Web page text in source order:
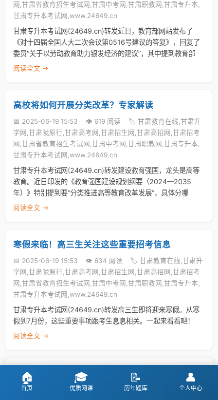
网,甘肃省教育招生考试网,甘肃中考网,甘肃职教网,甘肃专升本,
甘肃专升本考试网,www.24649.cn
甘肃专升本考试网(24649.cn)转发近日，教育部网站发布了
《对十四届全国人大二次会议第0516号建议的答复》，回复了
委员“关于以劳动教育助力银发经济的建议”，其中提到教育部
阅读全文 →
高校将如何开展分类改革？专家解读
📅 2025-06-19 15:53 👁️ 619 阅读
🏷️ 甘肃教育在线,甘肃升
学网,甘肃陇原行,甘肃高考网,甘肃招生网,甘肃高招网,甘肃招考
网,甘肃省教育招生考试网,甘肃中考网,甘肃职教网,甘肃专升本,
甘肃专升本考试网,www.24649.cn
甘肃专升本考试网(24649.cn)转发建设教育强国，龙头是高等
教育。近日印发的《教育强国建设规划纲要（2024—2035
年）》特别提到要“分类推进高等教育改革发展”，具体分哪
阅读全文 →
寒假来临！高三生关注这些重要招考信息
📅 2025-06-19 15:53 👁️ 634 阅读
🏷️ 甘肃教育在线,甘肃升
学网,甘肃陇原行,甘肃高考网,甘肃招生网,甘肃高招网,甘肃招考
网,甘肃省教育招生考试网,甘肃中考网,甘肃职教网,甘肃专升本,
甘肃专升本考试网,www.24649.cn
甘肃专升本考试网(24649.cn)转发高三生即将迎来寒假。从寒
假到7月份，这些重要事项跟考生息息相关。一起来看看吧！
阅读全文 →
高考大类招生是什么？优势和弊端有哪些？
📅 2025-06-19 15:53 👁️ 698 阅读
🏷️ 甘肃教育在线,甘肃升
🏠
首页
🎓
优质网课
📝
历年题库
👤
个人中心